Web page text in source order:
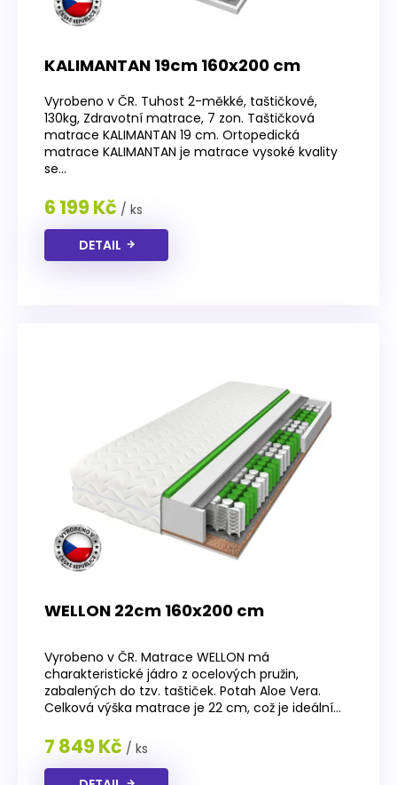
KALIMANTAN 19cm 160x200 cm
Vyrobeno v ČR. Tuhost 2-měkké, taštičkové,
130kg, Zdravotní matrace, 7 zon. Taštičková
matrace KALIMANTAN 19 cm. Ortopedická
matrace KALIMANTAN je matrace vysoké kvality
se...
6 199 Kč / ks
DETAIL
WELLON 22cm 160x200 cm
hodnocení
produktu
je
4,0
z
5
hvězdiček.
Vyrobeno v ČR. Matrace WELLON má
charakteristické jádro z ocelových pružin,
zabalených do tzv. taštiček. Potah Aloe Vera.
Celková výška matrace je 22 cm, což je ideální...
7 849 Kč / ks